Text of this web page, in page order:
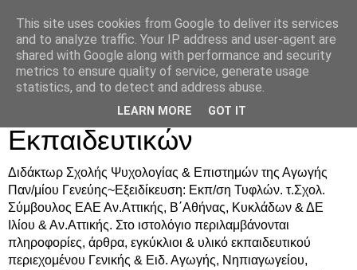
Δρ. Ράνια Χιουρέα-
Συμβουλευτική &
Υποστήριξη Γονέων &
Εκπαιδευτικών
Διδάκτωρ Σχολής Ψυχολογίας & Επιστημών της Αγωγής
Παν/μίου Γενεύης~Εξειδίκευση: Εκπ/ση Τυφλών. τ.Σχολ.
Σύμβουλος ΕΑΕ Αν.Αττικής, Β΄Αθήνας, Κυκλάδων & ΔΕ
Ιλίου & Αν.Αττικής. Στο ιστολόγιο περιλαμβάνονται
πληροφορίες, άρθρα, εγκύκλιοι & υλικό εκπαιδευτικού
περιεχομένου Γενικής & Ειδ. Αγωγής, Νηπιαγωγείου,
This site uses cookies from Google to deliver its services
and to analyze traffic. Your IP address and user-agent are
shared with Google along with performance and security
metrics to ensure quality of service, generate usage
statistics, and to detect and address abuse.
LEARN MORE GOT IT